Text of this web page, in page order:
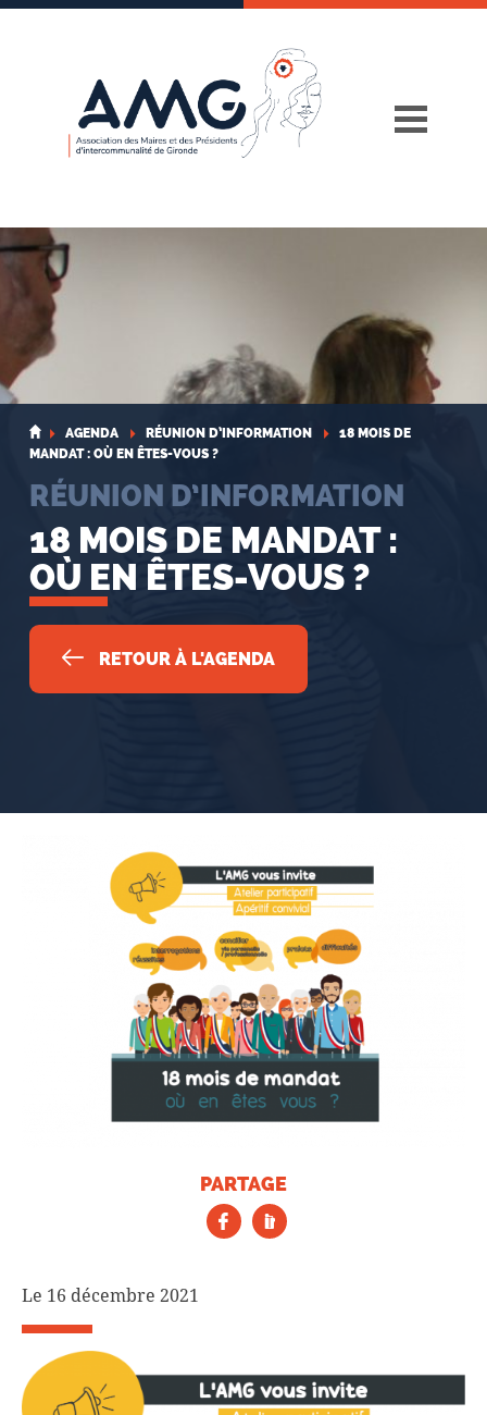
Skip
AGENDA RÉUNION D’INFORMATION
18 MOIS DE
MANDAT : OÙ EN ÊTES-VOUS ?
RÉUNION D’INFORMATION
18 MOIS DE MANDAT :
OÙ EN ÊTES-VOUS ?
RETOUR À L'AGENDA
PARTAGE
Le 16 décembre 2021